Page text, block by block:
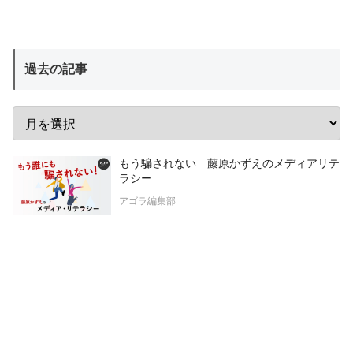
過去の記事
もう騙されない 藤原かずえのメディアリテ
ラシー
アゴラ編集部